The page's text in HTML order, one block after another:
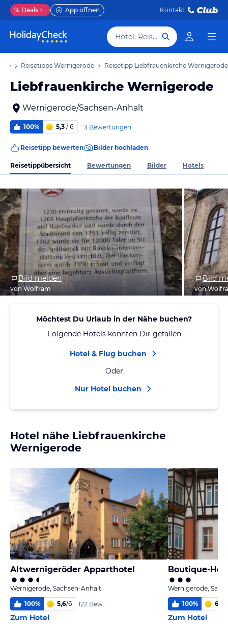
% Deals App öffnen Kontakt
Hotel, Reiseziel
Reisetipps Wernigerode Reisetipp Liebfrauenkirche Wernigerode
Liebfrauenkirche Wernigerode
Wernigerode/Sachsen-Anhalt
100% 5,3 / 6 3 Bewertungen
Reisetipp bewerten Bilder hochladen
Reisetippübersicht Bewertungen Bilder Hotels
Bild melden
von Wolfram
Bild
von
Möchtest Du Urlaub in der Nähe buchen?
Folgende Hotels könnten Dir gefallen
Hotel & Flug buchen
Oder
Nur Hotel buchen
Hotel nähe Liebfrauenkirche
Wernigerode
Altwernigeröder Apparthotel
Wernigerode, Sachsen-Anhalt
100% 5,6/6 122 Bew.
Zum Hotel
Boutique-
Wernigerode,
100% 6,0
Zum Hotel